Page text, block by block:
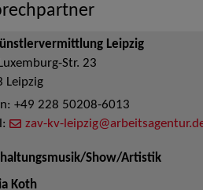
Leipzig
Str. 23
Leipzig
+49 228 50208-6013
zav-kv-
Show/Artistik
Koth